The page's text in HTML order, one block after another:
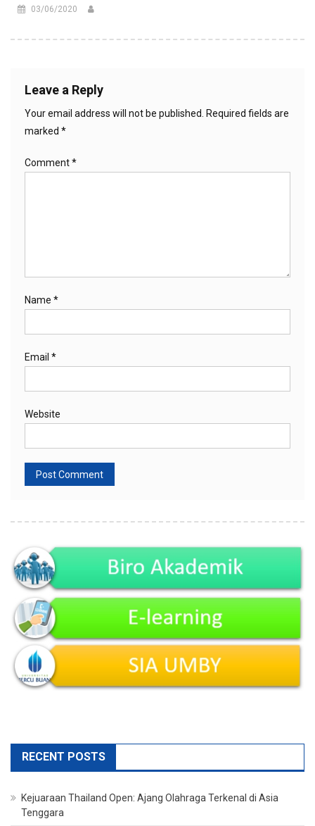
03/06/2020
Leave a Reply
Your email address will not be published.
Required fields are
marked *
Comment*
Name *
Email *
Website
RECENT POSTS
Kejuaraan Thailand Open: Ajang Olahraga Terkenal di Asia
Tenggara